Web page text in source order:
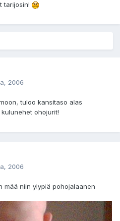
tarijosin!
2006
tuloo kansitaso alas
ohojurit!
2006
mää niin ylypiä pohojalaanen